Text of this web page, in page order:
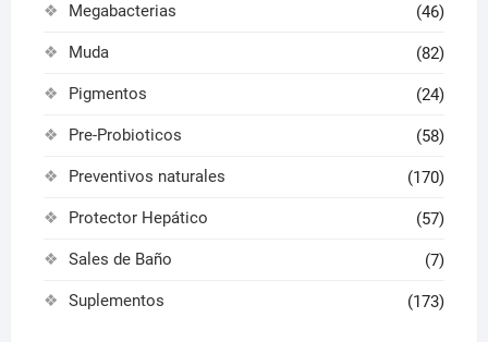
Megabacterias (46)
Muda (82)
Pigmentos (24)
Pre-Probioticos (58)
Preventivos naturales (170)
Protector Hepático (57)
Sales de Baño (7)
Suplementos (173)